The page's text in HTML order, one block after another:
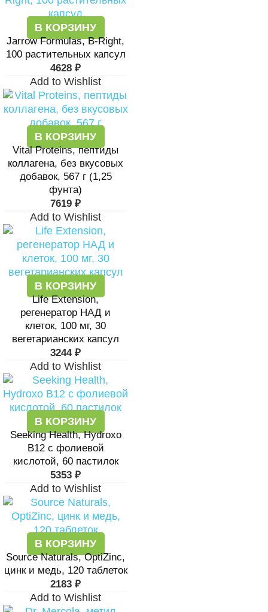
В КОРЗИНУ
Jarrow Formulas, B-Right,
100 растительных капсул
4628 ₽
Add to Wishlist
В КОРЗИНУ
Vital Proteins, пептиды
коллагена, без вкусовых
добавок, 567 г (1,25
фунта)
7619 ₽
Add to Wishlist
В КОРЗИНУ
Life Extension,
регенератор НАД и
клеток, 100 мг, 30
вегетарианских капсул
3244 ₽
Add to Wishlist
В КОРЗИНУ
Seeking Health, Hydroxo
B12 с фолиевой
кислотой, 60 пастилок
5353 ₽
Add to Wishlist
В КОРЗИНУ
Source Naturals, OptiZinc,
цинк и медь, 120 таблеток
2183 ₽
Add to Wishlist